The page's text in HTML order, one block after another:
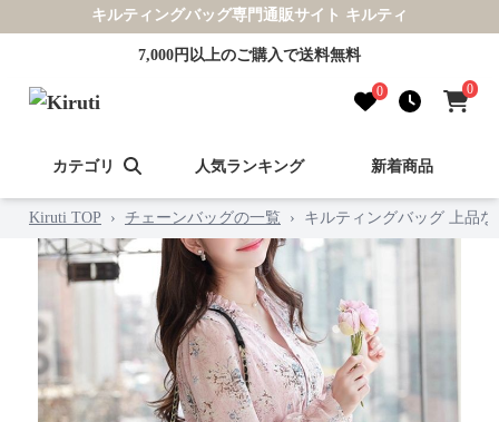
キルティングバッグ専門通販サイト キルティ
7,000円以上のご購入で送料無料
0 0
カテゴリ 人気ランキング 新着商品
Kiruti TOP › チェーンバッグの一覧 › キルティングバッグ 上品